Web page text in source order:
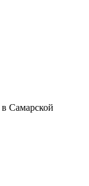
Самарской